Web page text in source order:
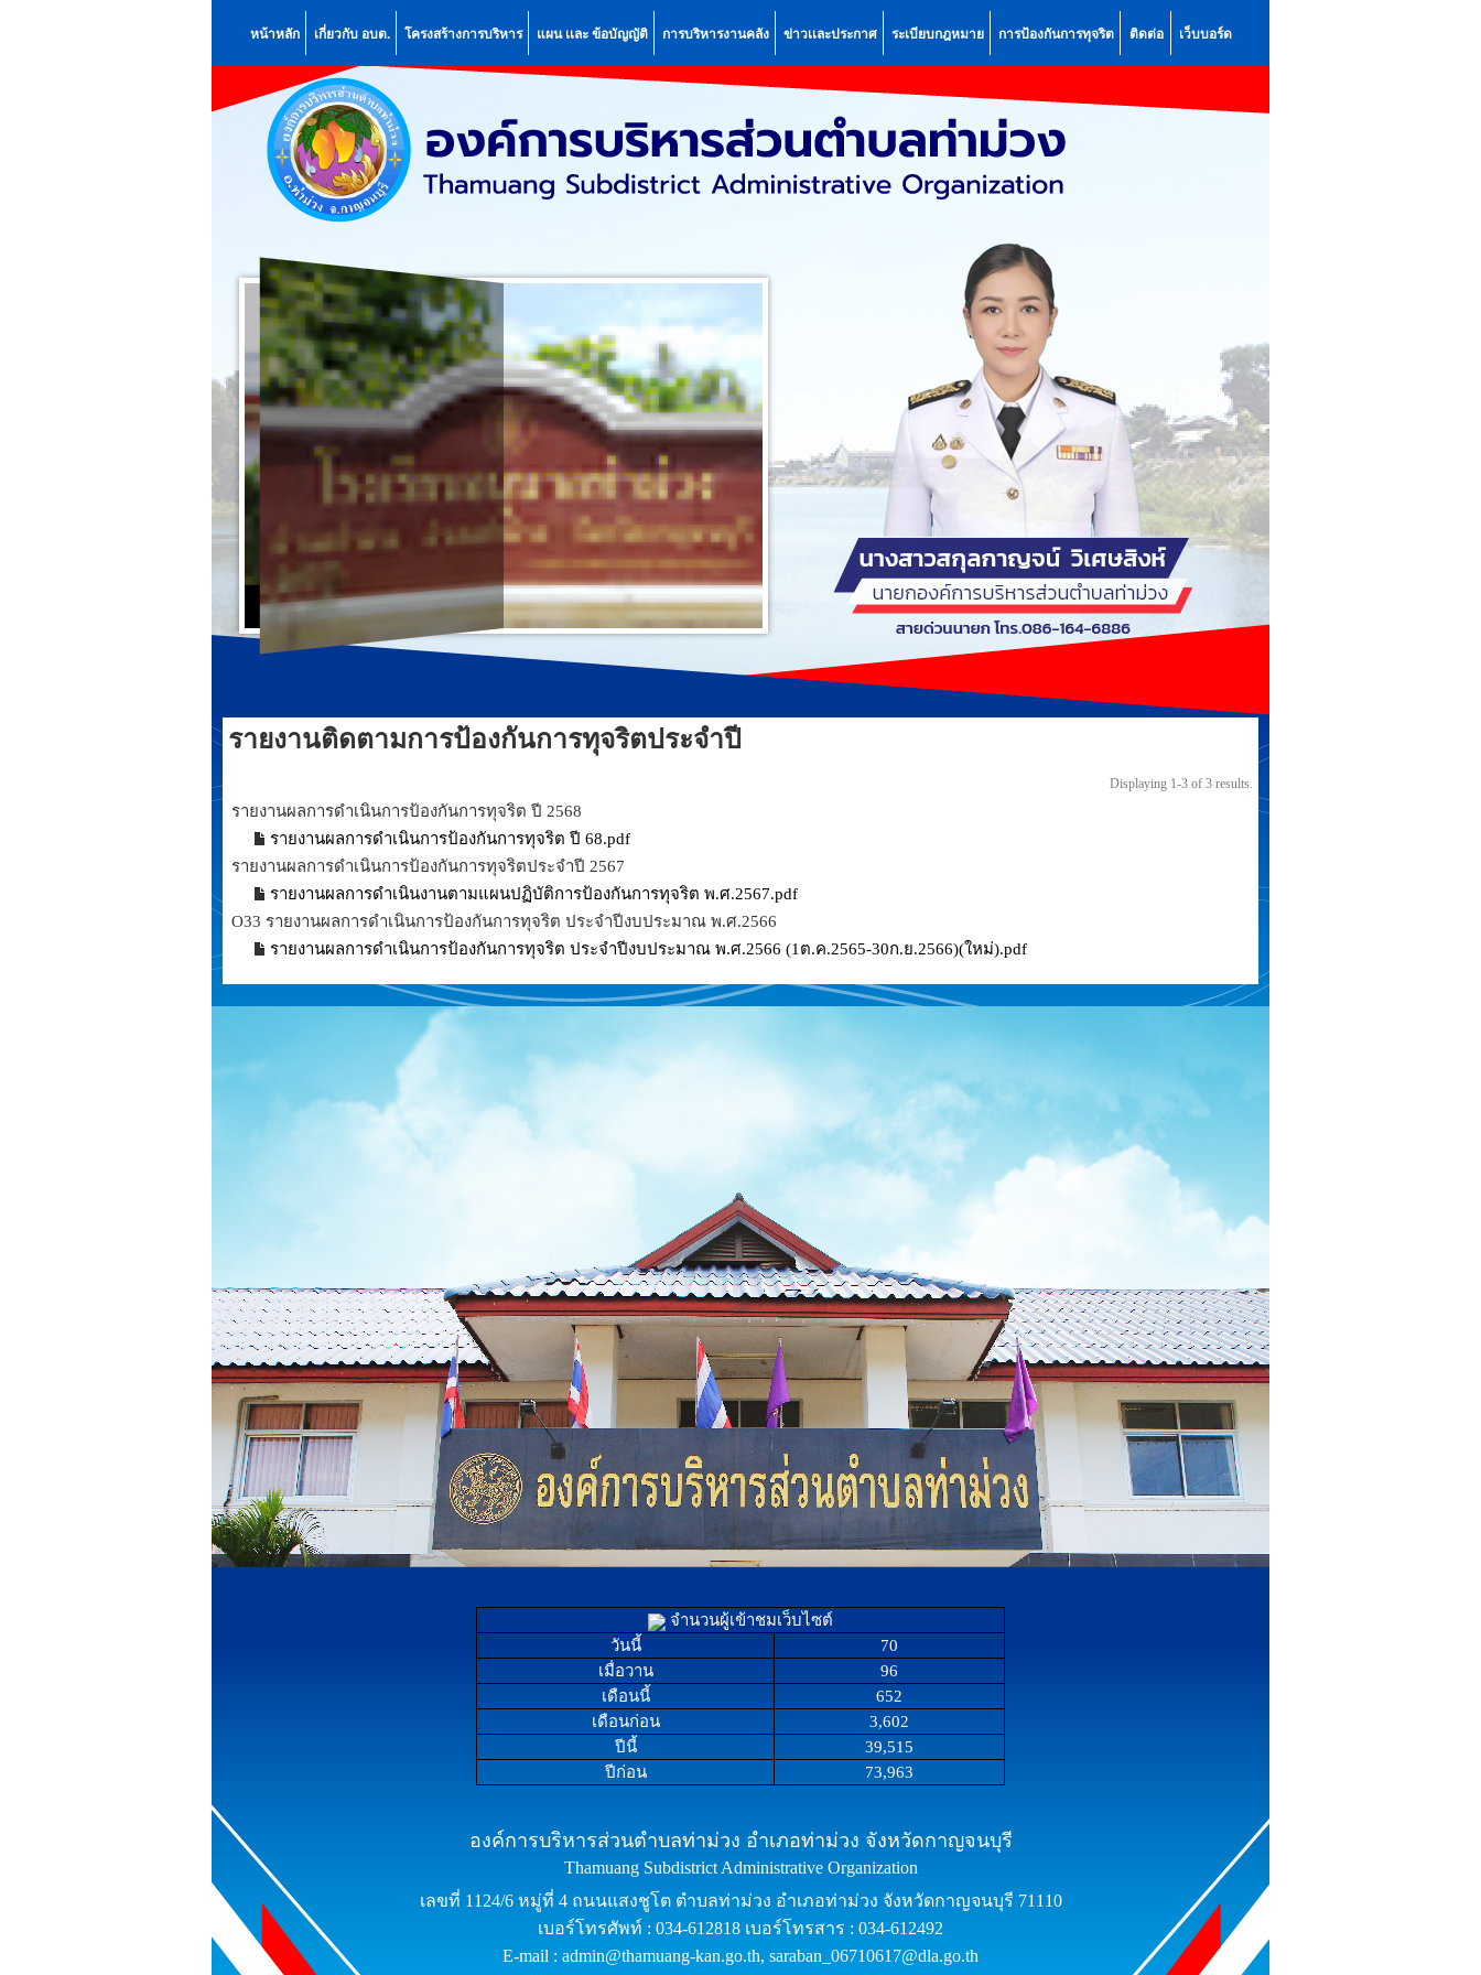
หน้าหลัก เกี่ยวกับ อบต. โครงสร้างการบริหาร แผน เเละ ข้อบัญญัติ การบริหารงานคลัง ข่าวเเละประกาศ ระเบียบกฎหมาย การป้องกันการทุจริต ติดต่อ เว็บบอร์ด
รายงานติดตามการป้องกันการทุจริตประจำปี
Displaying 1-3 of 3 results.
รายงานผลการดำเนินการป้องกันการทุจริต ปี 2568
รายงานผลการดำเนินการป้องกันการทุจริต ปี 68.pdf
รายงานผลการดำเนินการป้องกันการทุจริตประจำปี 2567
รายงานผลการดำเนินงานตามแผนปฏิบัติการป้องกันการทุจริต พ.ศ.2567.pdf
O33 รายงานผลการดำเนินการป้องกันการทุจริต ประจำปีงบประมาณ พ.ศ.2566
รายงานผลการดำเนินการป้องกันการทุจริต ประจำปีงบประมาณ พ.ศ.2566 (1ต.ค.2565-30ก.ย.2566)(ใหม่).pdf
จำนวนผู้เข้าชมเว็บไซต์
วันนี้
70
เมื่อวาน
96
เดือนนี้
652
เดือนก่อน
3,602
ปีนี้
39,515
ปีก่อน
73,963
องค์การบริหารส่วนตำบลท่าม่วง อำเภอท่าม่วง จังหวัดกาญจนบุรี
Thamuang Subdistrict Administrative Organization
เลขที่ 1124/6 หมู่ที่ 4 ถนนแสงชูโต ตำบลท่าม่วง อำเภอท่าม่วง จังหวัดกาญจนบุรี 71110
เบอร์โทรศัพท์ : 034-612818 เบอร์โทรสาร : 034-612492
E-mail : admin@thamuang-kan.go.th, saraban_06710617@dla.go.th